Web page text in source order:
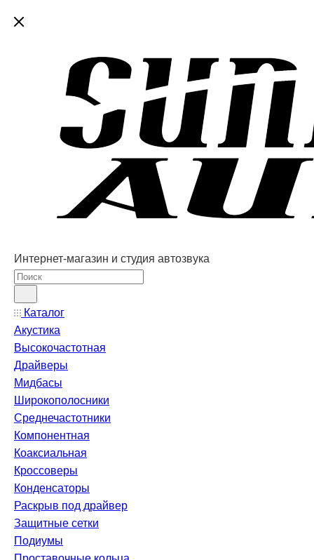
Интернет-магазин и студия автозвука
Каталог
Акустика
Высокочастотная
Драйверы
Мидбасы
Широкополосники
Среднечастотники
Компонентная
Коаксиальная
Кроссоверы
Конденсаторы
Раскрыв под драйвер
Защитные сетки
Подиумы